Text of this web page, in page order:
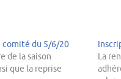
comité du 5/6/20
de la saison
que la reprise
La